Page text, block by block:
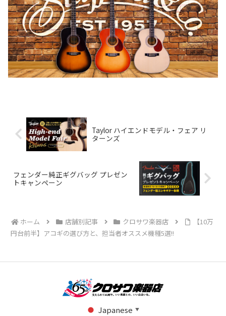
フェンダー純正ギグバッグ プレゼン
トキャンペーン
Taylor ハイエンドモデル・フェア リ
ターンズ
ホーム 店舗別記事 クロサワ楽器店
【10万
円台前半】アコギの選び方と、担当者オススメ機種5選!!
Japanese ▼